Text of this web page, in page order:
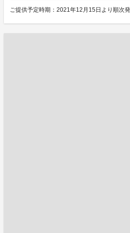
ご提供予定時期：2021年12月15日より順次発